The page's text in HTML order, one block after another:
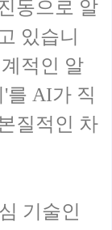
동으로 알
있습니
적인 알
를 AI가 직
질적인 차
기술인